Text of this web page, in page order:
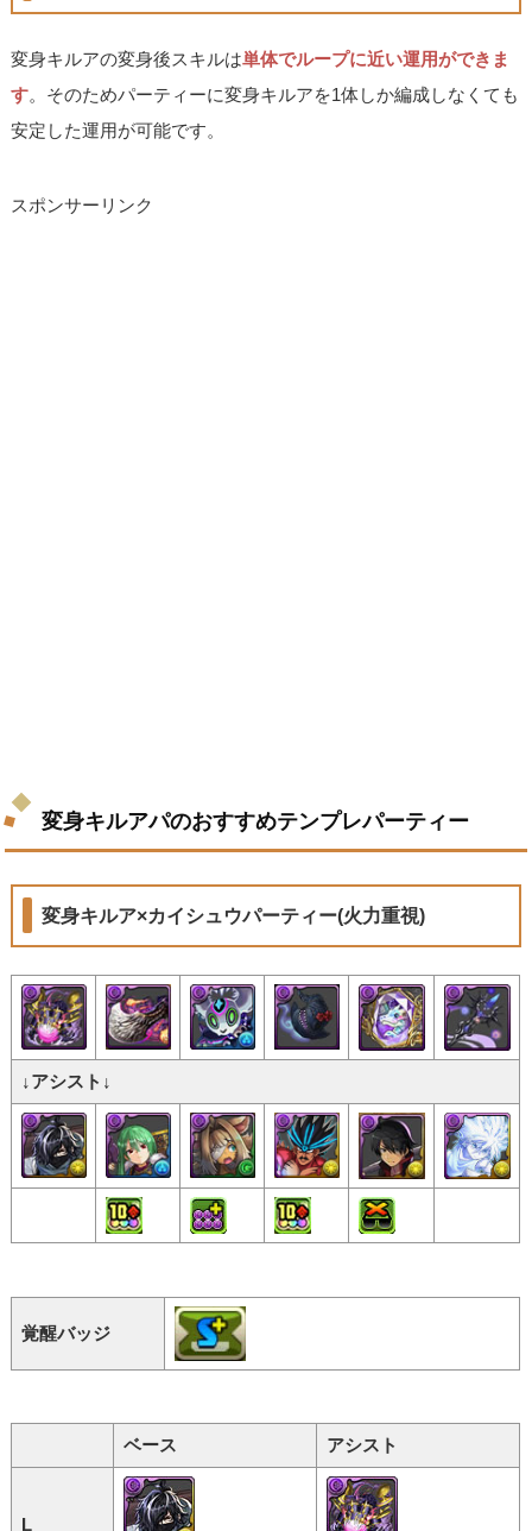
変身キルアの変身後スキルは単体でループに近い運用ができま
す。そのためパーティーに変身キルアを1体しか編成しなくても
安定した運用が可能です。
スポンサーリンク
変身キルアパのおすすめテンプレパーティー
変身キルア×カイシュウパーティー(火力重視)
↓アシスト↓
覚醒バッジ
ベース アシスト
L